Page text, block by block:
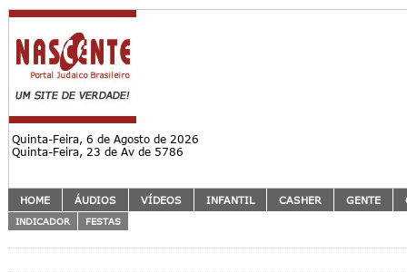
Quinta-Feira, 6 de Agosto de 2026
Quinta-Feira, 23 de Av de 5786
HOME ÁUDIOS VÍDEOS INFANTIL CASHER GENTE
INDICADOR FESTAS